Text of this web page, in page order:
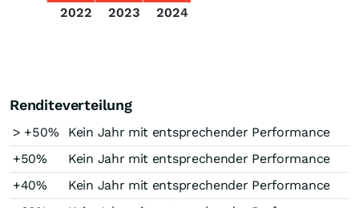
2022
2023 2024
Renditeverteilung
> +50%
Kein Jahr mit entsprechender Performance
+50%
Kein Jahr mit entsprechender Performance
+40%
Kein Jahr mit entsprechender Performance